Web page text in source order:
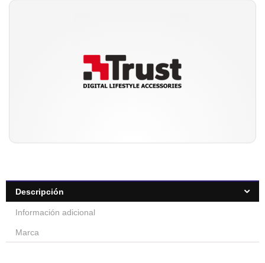
Descripción
Información adicional
Marca